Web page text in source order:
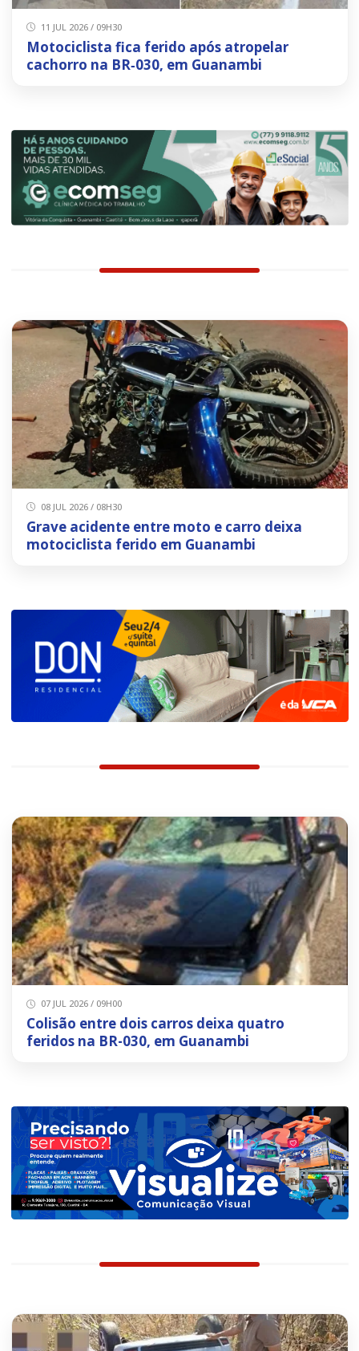
11 JUL 2026 / 09H30
Motociclista fica ferido após atropelar
cachorro na BR‑030, em Guanambi
08 JUL 2026 / 08H30
Grave acidente entre moto e carro deixa
motociclista ferido em Guanambi
07 JUL 2026 / 09H00
Colisão entre dois carros deixa quatro
feridos na BR-030, em Guanambi